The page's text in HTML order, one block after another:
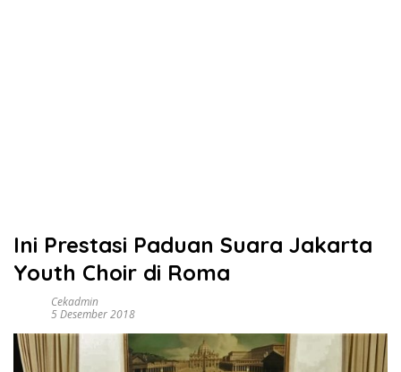
Ini Prestasi Paduan Suara Jakarta
Youth Choir di Roma
Cekadmin
5 Desember 2018